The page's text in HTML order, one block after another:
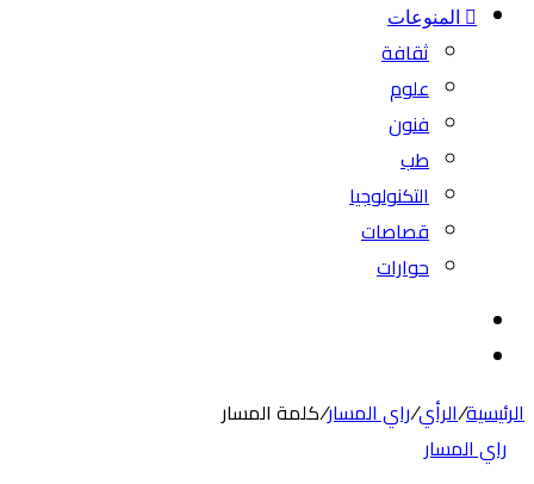
المنوعات
ثقافة
علوم
فنون
طب
التكنولوجيا
قصاصات
حوارات
المظلم
الرئيسية/الرأي/راي المسار/كلمة المسار
راي المسار